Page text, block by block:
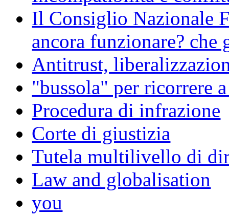
Il Consiglio Nazionale
ancora funzionare? che
Antitrust,
"bussola" per ricorrere
Procedura di infrazione
Corte di giustizia
Tutela multilivello di
Law and globalisation
you